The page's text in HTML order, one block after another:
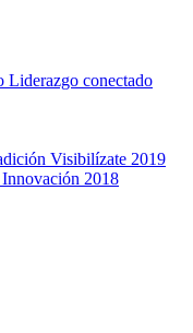
Liderazgo conectado
Visibilízate 2019
2018